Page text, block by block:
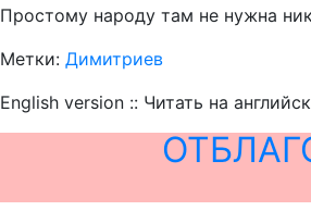
Простому народу там не нужна
Метки: Димитриев
English version :: Читать на